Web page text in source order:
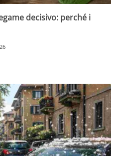
decisivo: perché i